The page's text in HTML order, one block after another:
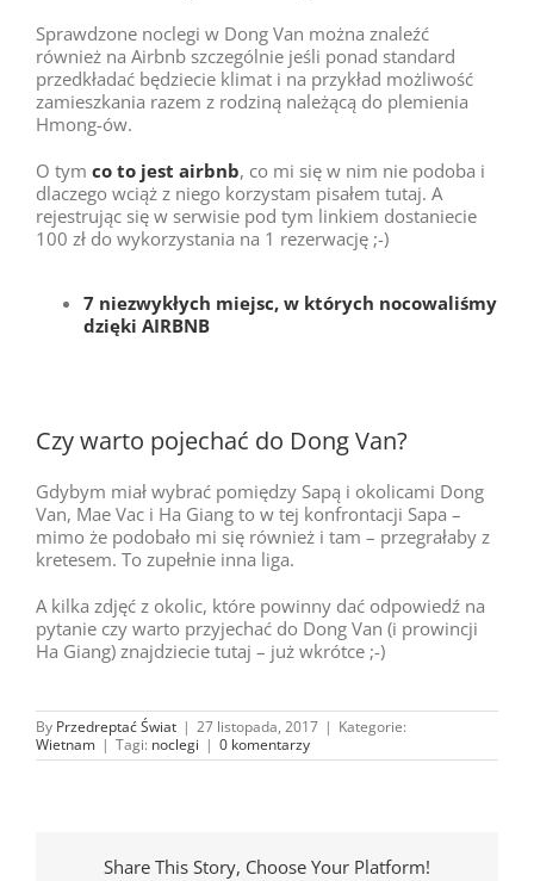
Sprawdzone noclegi w Dong Van można znaleźć
również na Airbnb szczególnie jeśli ponad standard
przedkładać będziecie klimat i na przykład możliwość
zamieszkania razem z rodziną należącą do plemienia
Hmong-ów.
O tym co to jest airbnb, co mi się w nim nie podoba i
dlaczego wciąż z niego korzystam pisałem tutaj. A
rejestrując się w serwisie pod tym linkiem dostaniecie
100 zł do wykorzystania na 1 rezerwację ;-)
7 niezwykłych miejsc, w których nocowaliśmy
dzięki AIRBNB
Czy warto pojechać do Dong Van?
Gdybym miał wybrać pomiędzy Sapą i okolicami Dong
Van, Mae Vac i Ha Giang to w tej konfrontacji Sapa –
mimo że podobało mi się również i tam – przegrałaby z
kretesem. To zupełnie inna liga.
A kilka zdjęć z okolic, które powinny dać odpowiedź na
pytanie czy warto przyjechać do Dong Van (i prowincji
Ha Giang) znajdziecie tutaj – już wkrótce ;-)
By Przedreptać Świat | 27 listopada, 2017 | Kategorie:
Wietnam | Tagi: noclegi | 0 komentarzy
Share This Story, Choose Your Platform!